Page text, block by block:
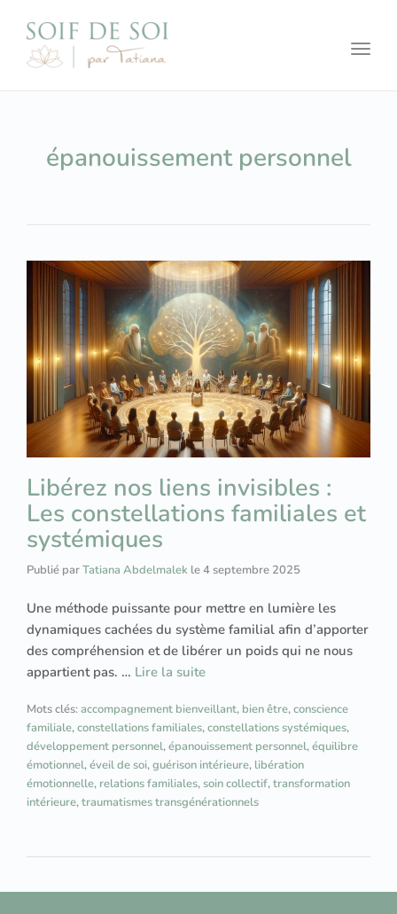
épanouissement personnel
Libérez nos liens invisibles :
Les constellations familiales et
systémiques
Publié parTatiana Abdelmalek le4 septembre 2025
Une méthode puissante pour mettre en lumière les
dynamiques cachées du système familial afin d’apporter
des compréhension et de libérer un poids qui ne nous
appartient pas. … Lire la suite
Mots clés:accompagnement bienveillant, bien être,conscience
familiale,constellations familiales,constellations systémiques,
développement personnel,épanouissement personnel,équilibre
émotionnel,éveil de soi,guérison intérieure, libération
émotionnelle, relations familiales,soin collectif,transformation
intérieure,traumatismes transgénérationnels